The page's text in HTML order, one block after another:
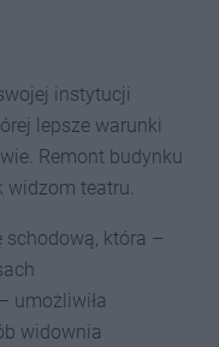
instytucji
lepsze warunki
Remont budynku
widzom teatru.
schodową, która –
umożliwiła
widownia